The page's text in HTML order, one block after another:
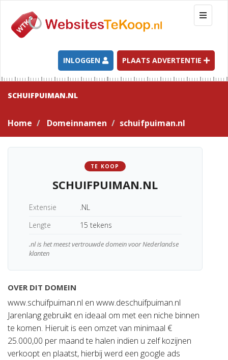
T
o
g
l
e
n
a
t
INLOGGEN PLAATS ADVERTENTIE
SCHUIFPUIMAN.NL
Home Domeinnamen schuifpuiman.nl
TE KOOP
SCHUIFPUIMAN.NL
Extensie
.NL
Lengte
15 tekens
.nl is het meest vertrouwde domein voor Nederlandse
klanten
OVER DIT DOMEIN
www.schuifpuiman.nl en www.deschuifpuiman.nl
Jarenlang gebruikt en ideaal om met een niche binnen
te komen. Hieruit is een omzet van minimaal €
25.000,00 per maand te halen indien u zelf kozijnen
verkoopt en plaatst, hierbij werd een google ads